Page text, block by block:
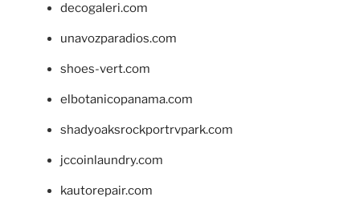
decogaleri.com
unavozparadios.com
shoes-vert.com
elbotanicopanama.com
shadyoaksrockportrvpark.com
jccoinlaundry.com
kautorepair.com